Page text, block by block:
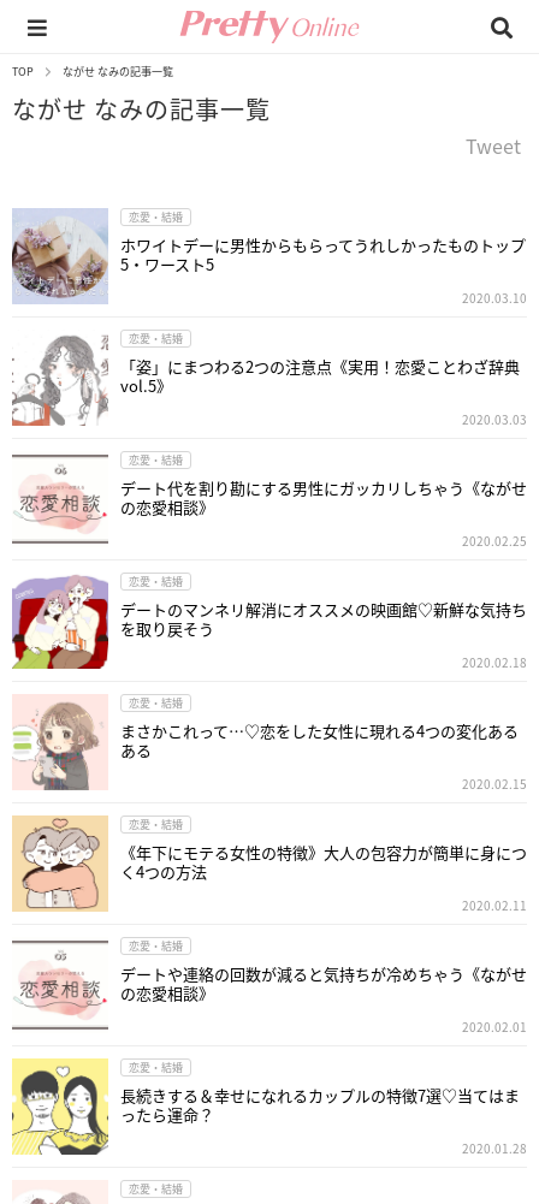
TOP ながせ なみの記事一覧
ながせ なみの記事一覧
Tweet
恋愛・結婚
ホワイトデーに男性からもらってうれしかったものトップ
5・ワースト5
2020.03.10
恋愛・結婚
「姿」にまつわる2つの注意点《実用！恋愛ことわざ辞典
vol.5》
2020.03.03
恋愛・結婚
デート代を割り勘にする男性にガッカリしちゃう《ながせ
の恋愛相談》
2020.02.25
恋愛・結婚
デートのマンネリ解消にオススメの映画館♡新鮮な気持ち
を取り戻そう
2020.02.18
恋愛・結婚
まさかこれって…♡恋をした女性に現れる4つの変化ある
ある
2020.02.15
恋愛・結婚
《年下にモテる女性の特徴》大人の包容力が簡単に身につ
く4つの方法
2020.02.11
恋愛・結婚
デートや連絡の回数が減ると気持ちが冷めちゃう《ながせ
の恋愛相談》
2020.02.01
恋愛・結婚
長続きする＆幸せになれるカップルの特徴7選♡当てはま
ったら運命？
2020.01.28
恋愛・結婚